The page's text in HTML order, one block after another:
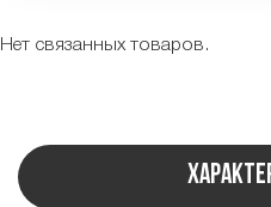
Нет связанных товаров.